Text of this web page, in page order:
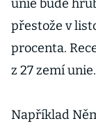
unie bude
přestože v
procenta.
z 27 zemí unie.
Například